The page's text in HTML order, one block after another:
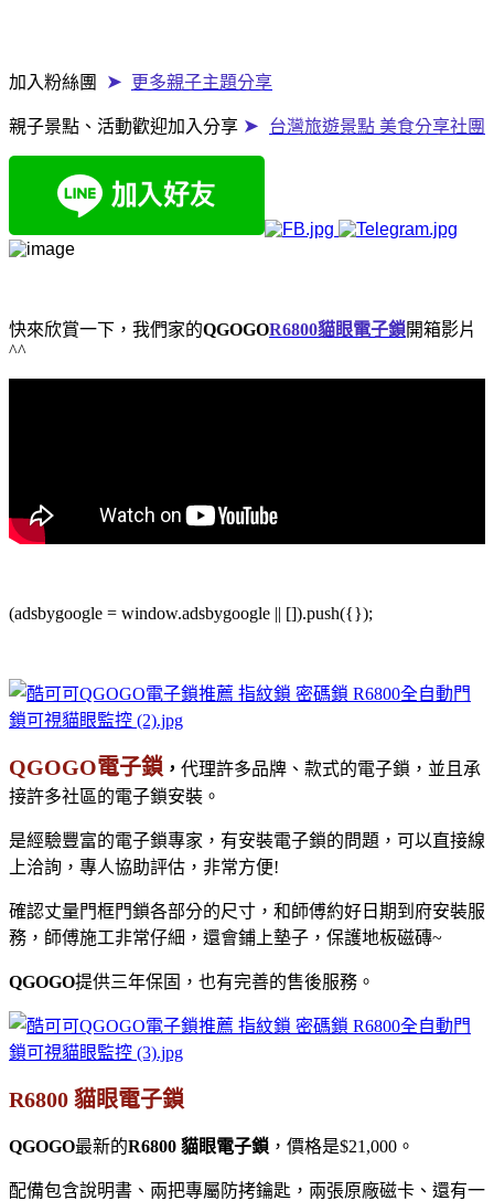
加入粉絲團 ➤ 更多親子主題分享
親子景點、活動歡迎加入分享 ➤ 台灣旅遊景點 美食分享社團
快來欣賞一下，我們家的QGOGOR6800貓眼電子鎖開箱影片
^^
(adsbygoogle = window.adsbygoogle || []).push({});
QGOGO電子鎖 ， 代理許多品牌、款式的電子鎖，並且承
接許多社區的電子鎖安裝。
是經驗豐富的電子鎖專家，有安裝電子鎖的問題，可以直接線
上洽詢，專人協助評估，非常方便!
確認丈量門框門鎖各部分的尺寸，和師傅約好日期到府安裝服
務，師傅施工非常仔細，還會鋪上墊子，保護地板磁磚~
QGOGO提供三年保固，也有完善的售後服務。
R6800 貓眼電子鎖
QGOGO最新的R6800 貓眼電子鎖 ，價格是$21,000。
配備包含說明書、兩把專屬防拷鑰匙，兩張原廠磁卡、還有一